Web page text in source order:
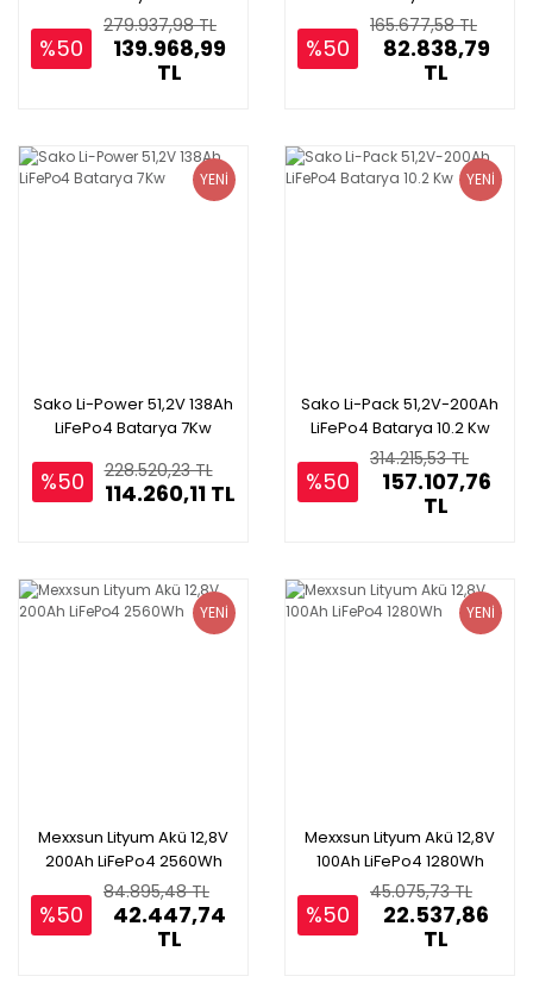
%50
279.937,98 TL
139.968,99
TL
%50
165.677,58 TL
82.838,79
TL
YENİ
Sako Li-Power 51,2V 138Ah
LiFePo4 Batarya 7Kw
%50 228.520,23 TL
114.260,11 TL
YENİ
Sako Li-Pack 51,2V-200Ah
LiFePo4 Batarya 10.2 Kw
%50
314.215,53 TL
157.107,76
TL
YENİ
Mexxsun Lityum Akü 12,8V
200Ah LiFePo4 2560Wh
%50
84.895,48 TL
42.447,74
TL
YENİ
Mexxsun Lityum Akü 12,8V
100Ah LiFePo4 1280Wh
%50
45.075,73 TL
22.537,86
TL